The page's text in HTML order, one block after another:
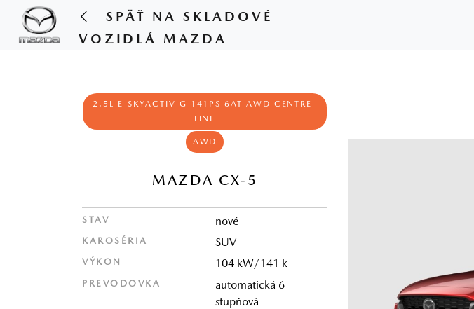
SPÄŤ NA SKLADOVÉ
VOZIDLÁ MAZDA
2.5L E-SKYACTIV G 141PS 6AT AWD CENTRE-
LINE
AWD
MAZDA CX-5
STAV nové
KAROSÉRIA SUV
VÝKON 104 kW/141 k
PREVODOVKA
automatická 6
stupňová